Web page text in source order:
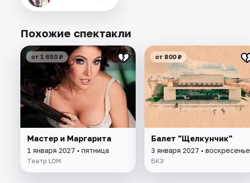
Похожие спектакли
от 1 650 ₽
Мастер и Маргарита
1 января 2027 • пятница
Театр LDM
от 800 ₽
Балет "Щелкунчик"
3 января 2027 • воскресенье
БКЗ